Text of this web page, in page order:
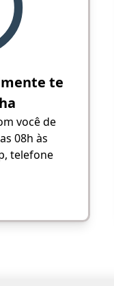
te
você de
08h às
telefone